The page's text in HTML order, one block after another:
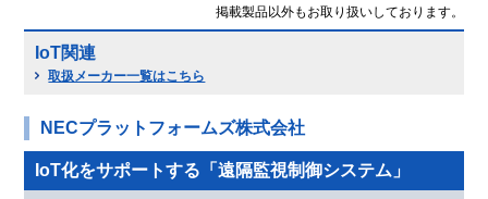
掲載製品以外もお取り扱いしております。
IoT関連
取扱メーカー一覧はこちら
NECプラットフォームズ株式会社
IoT化をサポートする「遠隔監視制御システム」